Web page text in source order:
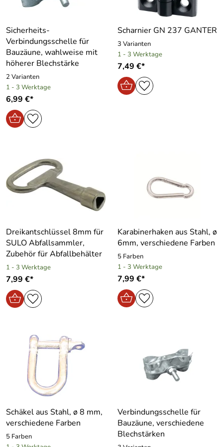
Sicherheits-
Verbindungsschelle für
Bauzäune, wahlweise mit
höherer Blechstärke
2 Varianten
1 - 3 Werktage
6,99 €*
Scharnier GN 237 GANTER
3 Varianten
1 - 3 Werktage
7,49 €*
Dreikantschlüssel 8mm für
SULO Abfallsammler,
Zubehör für Abfallbehälter
1 - 3 Werktage
7,99 €*
Karabinerhaken aus Stahl, ø
6mm, verschiedene Farben
5 Farben
1 - 3 Werktage
7,99 €*
Schäkel aus Stahl, ø 8 mm,
verschiedene Farben
5 Farben
Verbindungsschelle für
Bauzäune, verschiedene
Blechstärken